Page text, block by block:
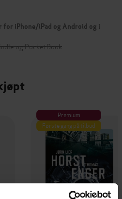
for iPhone/iPad og Android og i
og PocketBook
Premium
Første gang på tilbud